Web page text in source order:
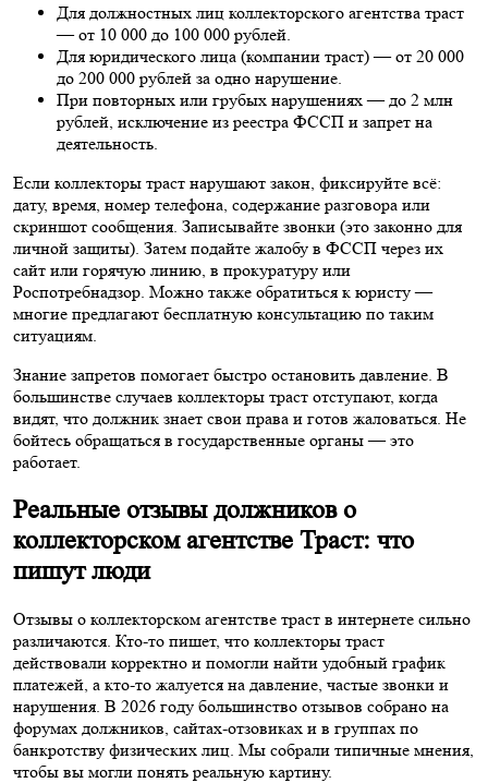
Для должностных лиц коллекторского агентства траст
— от 10 000 до 100 000 рублей.
Для юридического лица (компании траст) — от 20 000
до 200 000 рублей за одно нарушение.
При повторных или грубых нарушениях — до 2 млн
рублей, исключение из реестра ФССП и запрет на
деятельность.
Если коллекторы траст нарушают закон, фиксируйте всё:
дату, время, номер телефона, содержание разговора или
скриншот сообщения. Записывайте звонки (это законно для
личной защиты). Затем подайте жалобу в ФССП через их
сайт или горячую линию, в прокуратуру или
Роспотребнадзор. Можно также обратиться к юристу —
многие предлагают бесплатную консультацию по таким
ситуациям.
Знание запретов помогает быстро остановить давление. В
большинстве случаев коллекторы траст отступают, когда
видят, что должник знает свои права и готов жаловаться. Не
бойтесь обращаться в государственные органы — это
работает.
Реальные отзывы должников о
коллекторском агентстве Траст: что
пишут люди
Отзывы о коллекторском агентстве траст в интернете сильно
различаются. Кто-то пишет, что коллекторы траст
действовали корректно и помогли найти удобный график
платежей, а кто-то жалуется на давление, частые звонки и
нарушения. В 2026 году большинство отзывов собрано на
форумах должников, сайтах-отзовиках и в группах по
банкротству физических лиц. Мы собрали типичные мнения,
чтобы вы могли понять реальную картину.